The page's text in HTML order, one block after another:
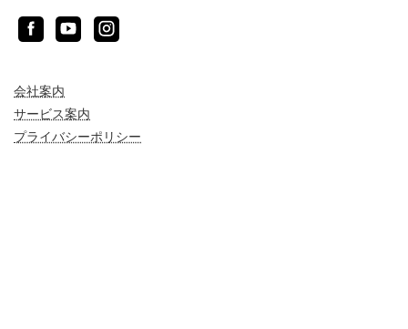
FacebookYouTubeInstagram
会社案内
サービス案内
プライバシーポリシー